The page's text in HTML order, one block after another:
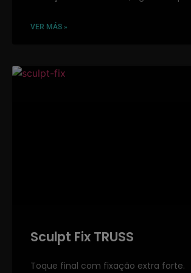
VER MÁS »
Sculpt Fix TRUSS
Toque final com fixação extra forte.